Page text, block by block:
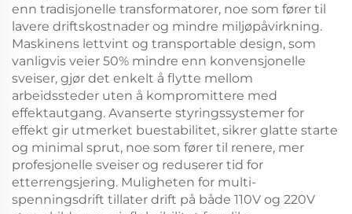
enn tradisjonelle transformatorer, noe som fører til
lavere driftskostnader og mindre miljøpåvirkning.
Maskinens lettvint og transportable design, som
vanligvis veier 50% mindre enn konvensjonelle
sveiser, gjør det enkelt å flytte mellom
arbeidssteder uten å kompromittere med
effektautgang. Avanserte styringssystemer for
effekt gir utmerket buestabilitet, sikrer glatte starte
og minimal sprut, noe som fører til renere, mer
profesjonelle sveiser og reduserer tid for
etterrengsjering. Muligheten for multi-
spenningsdrift tillater drift på både 110V og 220V